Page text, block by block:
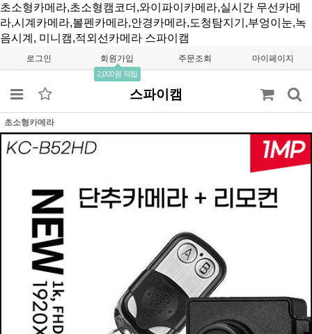
초소형카메라,초소형캠코더,와이파이카메라,실시간 무선카메
라,시계카메라,볼펜카메라,안경카메라,도청탐지기,부엉이눈,녹
음시계, 미니캠,적외선카메라 스파이캠
로그인 회원가입
2,000원 적립
주문조회 마이페이지
스파이캠
초소형카메라